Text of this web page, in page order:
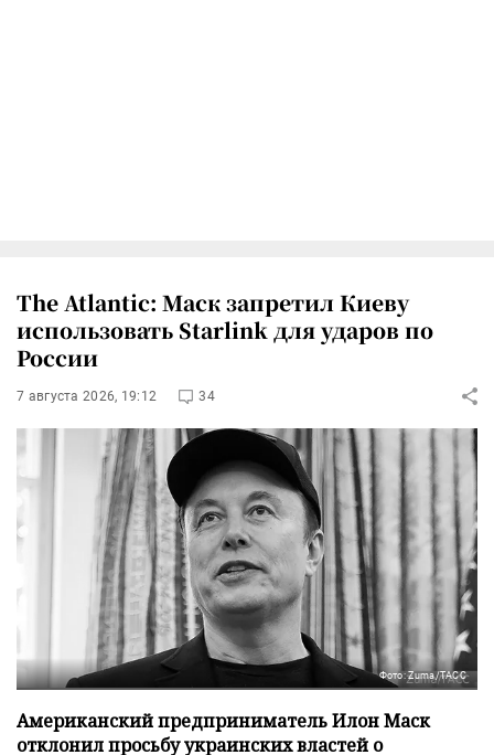
The Atlantic: Маск запретил Киеву
использовать Starlink для ударов по
России
7 августа 2026, 19:12 34
Фото: Zuma/ТАСС
Американский предприниматель Илон Маск
отклонил просьбу украинских властей о